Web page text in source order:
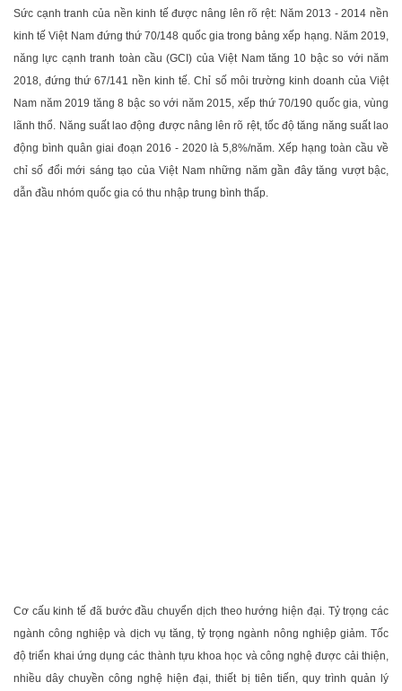
Sức cạnh tranh của nền kinh tế được nâng lên rõ rệt: Năm 2013 - 2014 nền
kinh tế Việt Nam đứng thứ 70/148 quốc gia trong bảng xếp hạng. Năm 2019,
năng lực cạnh tranh toàn cầu (GCI) của Việt Nam tăng 10 bậc so với năm
2018, đứng thứ 67/141 nền kinh tế. Chỉ số môi trường kinh doanh của Việt
Nam năm 2019 tăng 8 bậc so với năm 2015, xếp thứ 70/190 quốc gia, vùng
lãnh thổ. Năng suất lao động được nâng lên rõ rệt, tốc độ tăng năng suất lao
động bình quân giai đoạn 2016 - 2020 là 5,8%/năm. Xếp hạng toàn cầu về
chỉ số đổi mới sáng tạo của Việt Nam những năm gần đây tăng vượt bậc,
dẫn đầu nhóm quốc gia có thu nhập trung bình thấp.
Cơ cấu kinh tế đã bước đầu chuyển dịch theo hướng hiện đại. Tỷ trọng các
ngành công nghiệp và dịch vụ tăng, tỷ trọng ngành nông nghiệp giảm. Tốc
độ triển khai ứng dụng các thành tựu khoa học và công nghệ được cải thiện,
nhiều dây chuyền công nghệ hiện đại, thiết bị tiên tiến, quy trình quản lý